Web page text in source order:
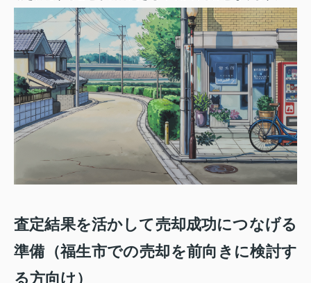
査定結果を活かして売却成功につなげる
準備（福生市での売却を前向きに検討す
る方向け）